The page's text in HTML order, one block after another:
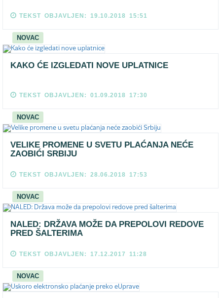
TEKST OBJAVLJEN: 19.10.2018 15:51
NOVAC
KAKO ĆE IZGLEDATI NOVE UPLATNICE
TEKST OBJAVLJEN: 01.09.2018 17:30
NOVAC
VELIKE PROMENE U SVETU PLAĆANJA NEĆE
ZAOBIĆI SRBIJU
TEKST OBJAVLJEN: 28.06.2018 17:53
NOVAC
NALED: DRŽAVA MOŽE DA PREPOLOVI REDOVE
PRED ŠALTERIMA
TEKST OBJAVLJEN: 17.12.2017 11:28
NOVAC